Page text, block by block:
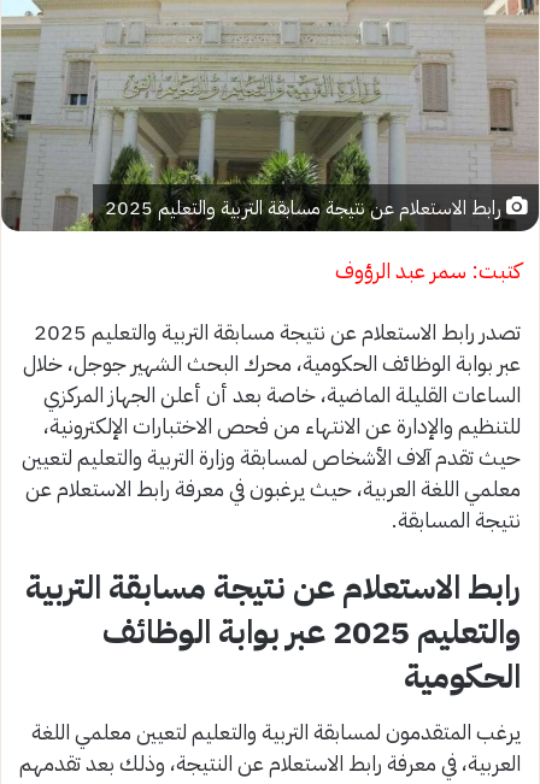
رابط الاستعلام عن نتيجة مسابقة التربية والتعليم 2025
كتبت: سمر عبد الرؤوف
تصدر رابط الاستعلام عن نتيجة مسابقة التربية والتعليم 2025
عبر بوابة الوظائف الحكومية، محرك البحث الشهير جوجل، خلال
الساعات القليلة الماضية، خاصة بعد أن أعلن الجهاز المركزي
للتنظيم والإدارة عن الانتهاء من فحص الاختبارات الإلكترونية،
حيث تقدم آلاف الأشخاص لمسابقة وزارة التربية والتعليم لتعيين
معلمي اللغة العربية، حيث يرغبون في معرفة رابط الاستعلام عن
نتيجة المسابقة.
رابط الاستعلام عن نتيجة مسابقة التربية
والتعليم 2025 عبر بوابة الوظائف
الحكومية
يرغب المتقدمون لمسابقة التربية والتعليم لتعيين معلمي اللغة
العربية، في معرفة رابط الاستعلام عن النتيجة، وذلك بعد تقدمهم